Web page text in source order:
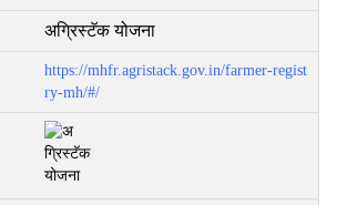
अग्रिस्टॅक योजना
https://mhfr.agristack.gov.in/farmer-regist
ry-mh/#/